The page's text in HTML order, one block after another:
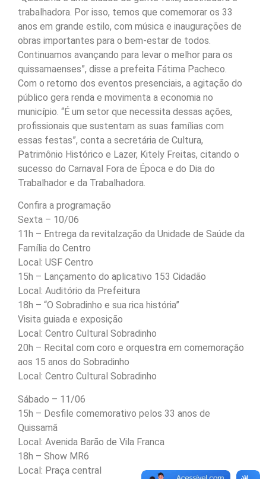
trabalhadora. Por isso, temos que comemorar os 33
anos em grande estilo, com música e inaugurações de
obras importantes para o bem-estar de todos.
Continuamos avançando para levar o melhor para os
quissamaenses”, disse a prefeita Fátima Pacheco.
Com o retorno dos eventos presenciais, a agitação do
público gera renda e movimenta a economia no
município. “É um setor que necessita dessas ações,
profissionais que sustentam as suas famílias com
essas festas”, conta a secretária de Cultura,
Patrimônio Histórico e Lazer, Kitely Freitas, citando o
sucesso do Carnaval Fora de Época e do Dia do
Trabalhador e da Trabalhadora.
Confira a programação
Sexta – 10/06
11h – Entrega da revitalzação da Unidade de Saúde da
Família do Centro
Local: USF Centro
15h – Lançamento do aplicativo 153 Cidadão
Local: Auditório da Prefeitura
18h – “O Sobradinho e sua rica história”
Visita guiada e exposição
Local: Centro Cultural Sobradinho
20h – Recital com coro e orquestra em comemoração
aos 15 anos do Sobradinho
Local: Centro Cultural Sobradinho
Sábado – 11/06
15h – Desfile comemorativo pelos 33 anos de
Quissamã
Local: Avenida Barão de Vila Franca
18h – Show MR6
Local: Praça central